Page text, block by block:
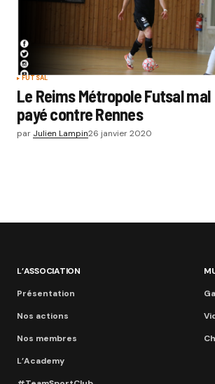
FUTSAL
Le Reims Métropole Futsal mal
payé contre Rennes
par Julien Lampin26 janvier 2020
L’ASSOCIATION
Présentation
Nos actions
Nos membres
L’Academy